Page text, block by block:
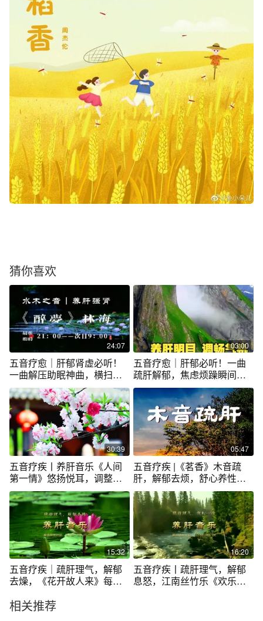
猜你喜欢
24:07
五音疗愈｜肝郁肾虚必听！
一曲解压助眠神曲，横扫头
晕耳鸣
03:00
五音疗愈｜肝郁必听！一曲
疏肝解郁，焦虑烦躁瞬间消
散
30:39
五音疗疾丨养肝音乐《人间
第一情》悠扬悦耳，调整情
绪，疏肝解郁
05:47
五音疗疾 |《茗香》木音疏
肝，解郁去烦，舒心养性，
养心调神
15:32
五音疗疾｜疏肝理气，解郁
去燥，《花开故人来》每次
16:20
五音疗疾丨疏肝理气，解郁
息怒，江南丝竹乐《欢乐
相关推荐